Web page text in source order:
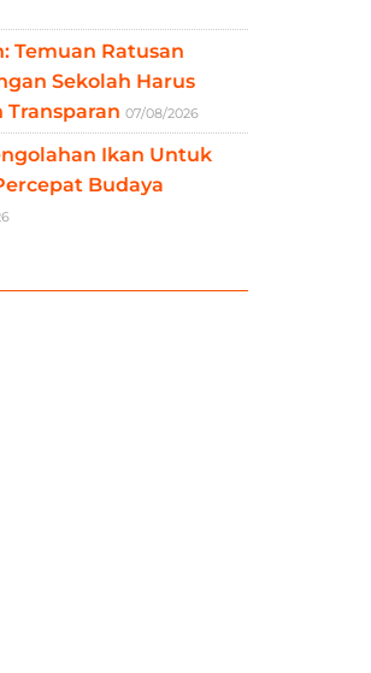
Temuan Ratusan
Sekolah Harus
Transparan 07/08/2026
Ikan Untuk
Budaya